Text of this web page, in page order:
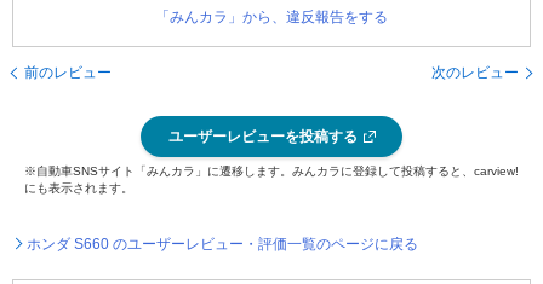
「みんカラ」から、違反報告をする
前のレビュー 次のレビュー
ユーザーレビューを投稿する
※自動車SNSサイト「みんカラ」に遷移します。みんカラに登録して投稿すると、carview!
にも表示されます。
ホンダ S660 のユーザーレビュー・評価一覧のページに戻る